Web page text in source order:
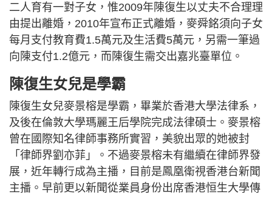
二人育有一對子女，惟2009年陳復生以丈夫不合理理
由提出離婚，2010年宣布正式離婚，麥舜銘須向子女
每月支付教育費1.5萬元及生活費5萬元，另需一筆過
向陳支付1.2億元，而陳復生需交出嘉兆臺單位。
陳復生女兒是學霸
陳復生女兒麥景榕是學霸，畢業於香港大學法律系，
及後在倫敦大學瑪麗王后學院完成法律碩士。麥景榕
曾在國際知名律師事務所實習，美貌出眾的她被封
「律師界劉亦菲」。不過麥景榕未有繼續在律師界發
展，近年轉行成為主播，目前是鳳凰衛視香港台新聞
主播。早前更以新聞從業員身份出席香港恒生大學傳